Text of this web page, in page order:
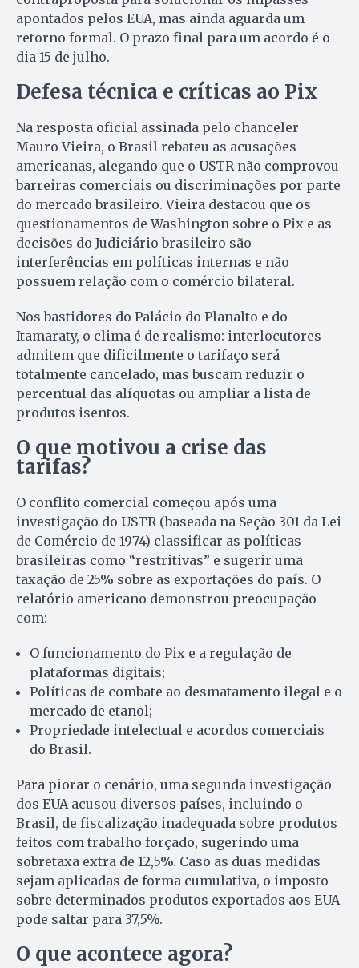
apontados pelos EUA, mas ainda aguarda um
retorno formal. O prazo final para um acordo é o
dia 15 de julho.
Defesa técnica e críticas ao Pix
Na resposta oficial assinada pelo chanceler
Mauro Vieira, o Brasil rebateu as acusações
americanas, alegando que o USTR não comprovou
barreiras comerciais ou discriminações por parte
do mercado brasileiro. Vieira destacou que os
questionamentos de Washington sobre o Pix e as
decisões do Judiciário brasileiro são
interferências em políticas internas e não
possuem relação com o comércio bilateral.
Nos bastidores do Palácio do Planalto e do
Itamaraty, o clima é de realismo: interlocutores
admitem que dificilmente o tarifaço será
totalmente cancelado, mas buscam reduzir o
percentual das alíquotas ou ampliar a lista de
produtos isentos.
O que motivou a crise das
tarifas?
O conflito comercial começou após uma
investigação do USTR (baseada na Seção 301 da Lei
de Comércio de 1974) classificar as políticas
brasileiras como “restritivas” e sugerir uma
taxação de 25% sobre as exportações do país. O
relatório americano demonstrou preocupação
com:
O funcionamento do Pix e a regulação de
plataformas digitais;
Políticas de combate ao desmatamento ilegal e o
mercado de etanol;
Propriedade intelectual e acordos comerciais
do Brasil.
Para piorar o cenário, uma segunda investigação
dos EUA acusou diversos países, incluindo o
Brasil, de fiscalização inadequada sobre produtos
feitos com trabalho forçado, sugerindo uma
sobretaxa extra de 12,5%. Caso as duas medidas
sejam aplicadas de forma cumulativa, o imposto
sobre determinados produtos exportados aos EUA
pode saltar para 37,5%.
O que acontece agora?